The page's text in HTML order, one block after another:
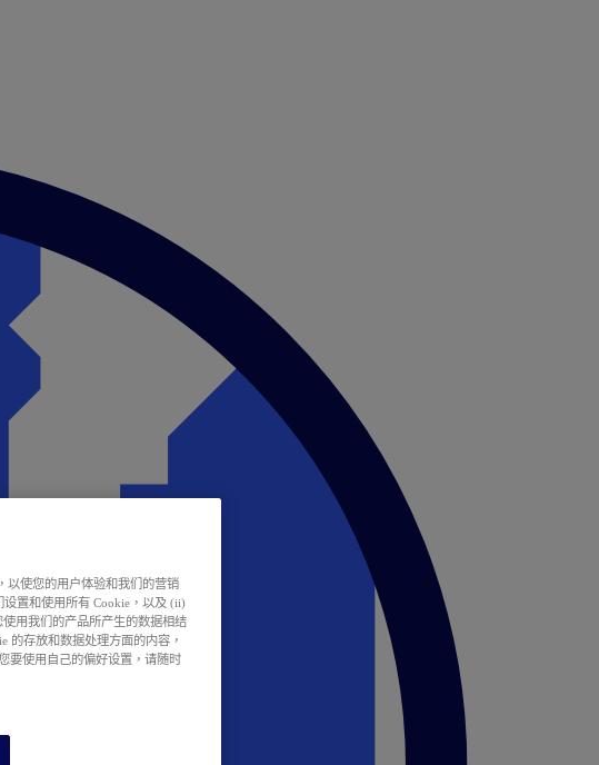
以使您的用户体验和我们的营销
设置和使用所有 Cookie，以及 (ii)
用我们的产品所产生的数据相结
的存放和数据处理方面的内容，
要使用自己的偏好设置，请随时